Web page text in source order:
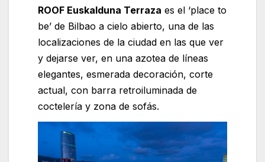
ROOF Euskalduna Terraza es el ‘place to
be’ de Bilbao a cielo abierto, una de las
localizaciones de la ciudad en las que ver
y dejarse ver, en una azotea de líneas
elegantes, esmerada decoración, corte
actual, con barra retroiluminada de
coctelería y zona de sofás.